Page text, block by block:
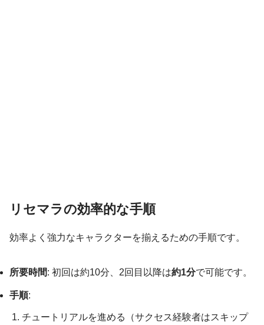
リセマラの効率的な手順
効率よく強力なキャラクターを揃えるための手順です。
所要時間: 初回は約10分、2回目以降は約1分で可能です。
手順:
チュートリアルを進める（サクセス経験者はスキップ